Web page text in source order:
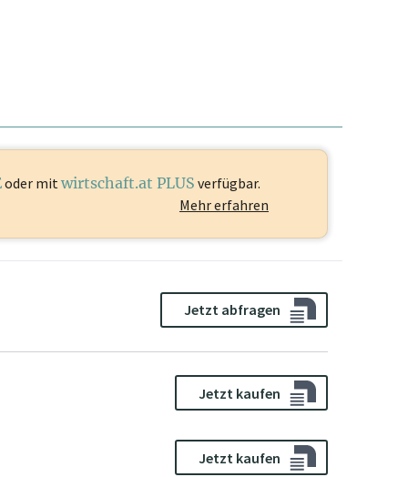
oder mit wirtschaft.at PLUS verfügbar.
Mehr erfahren
Jetzt abfragen
Jetzt kaufen
Jetzt kaufen